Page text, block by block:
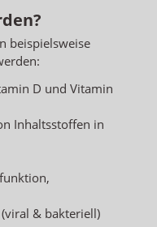
beispielsweise
D und Vitamin
Inhaltsstoffen in
& bakteriell)